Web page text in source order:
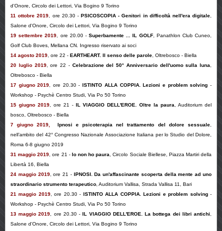
d'Onore, Circolo dei Lettori, Via Bogino 9 Torino
11 ottobre 2019 , ore 20.30 -PSICOSCOPIA - Genitori in difficoltà nell'era digitale
Salone d'Onore, Circolo dei Lettori, Via Bogino 9 Torino
19 settembre 2019 , ore 20.00 -Superbamente ... IL GOLF, Panathlon Club Cuneo,
Golf Club Boves, Mellana CN. Ingresso riservato ai soci
14 agosto 2019 , ore 22 - EARTHEART. Il senso delle parole , Oltrebosco - Biella
20 luglio 2019, ore 22 - Celebrazione del 50° Anniversario dell'uomo sulla luna
Oltrebosco - Biella
17 giugno 2019 , ore 20.30 - ISTINTO ALLA COPPIA. Lezioni e problem solving -
Workshop - Psychè Centro Studi, Via Po 50 Torino
15 giugno 2019 , ore 21 - IL VIAGGIO DELL'EROE. Oltre la paura , Auditorium del
bosco, Oltrebosco - Biella
7 giugno 2019,
Ipnosi e psicoterapia nel trattamento del dolore sessuale
nell’ambito del 42° Congresso Nazionale Associazione Italiana per lo Studio del Dolore,
Roma 6-8 giugno 2019
31 maggio 2019 , ore 21 - Io non ho paura
, Circolo Sociale Biellese, Piazza Martiri della
Libertà 16, Biella
24 maggio 2019, ore 21 - IPNOSI. Da un'affascinante scoperta della mente ad uno
straordinario strumento terapeutico , Auditorium Vallisa, Strada Vallisa 11, Bari
21 maggio 2019, ore 20.30 - ISTINTO ALLA COPPIA. Lezioni e problem solving-
Workshop - Psychè Centro Studi, Via Po 50 Torino
13 maggio 2019 , ore 20.30 -IL VIAGGIO DELL'EROE. La bottega dei libri antichi
Salone d'Onore, Circolo dei Lettori, Via Bogino 9 Torino